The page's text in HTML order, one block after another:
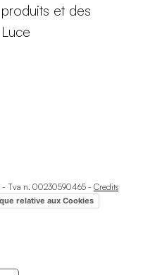
et des
- Tva n. 00230590465 - Credits
relative aux Cookies